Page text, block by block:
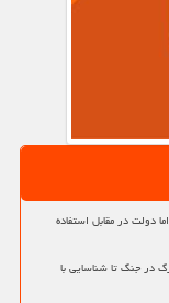
دولت در مقابل استفاده
در جنگ تا شناسایی با